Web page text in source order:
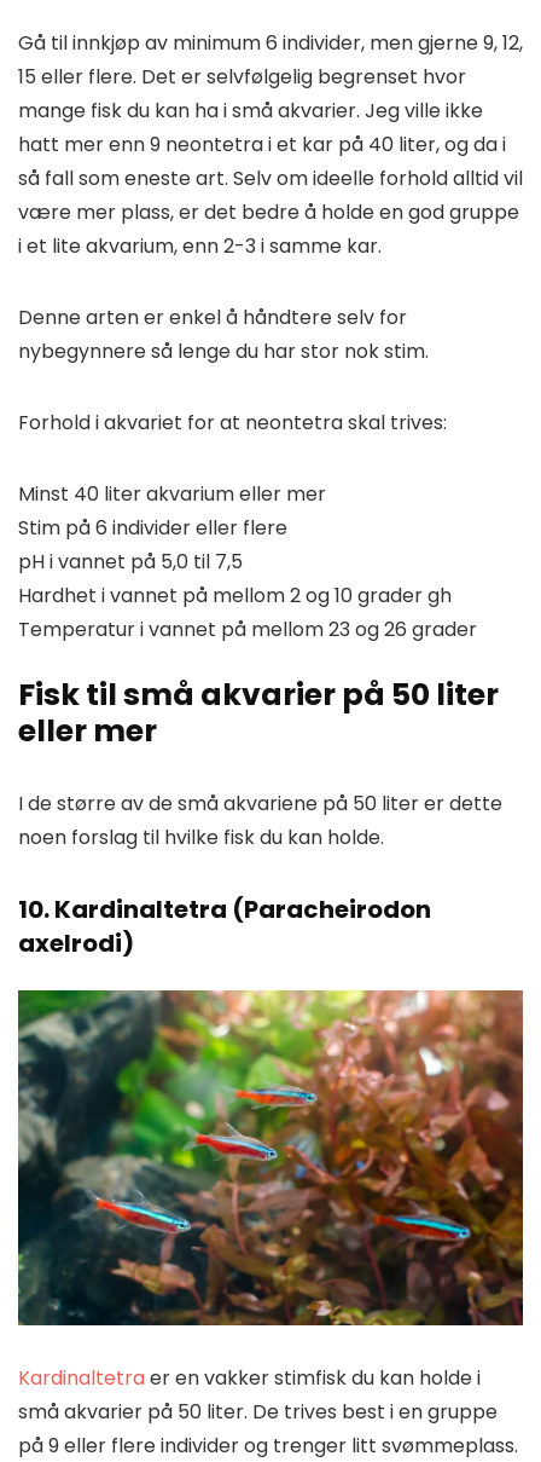
Gå til innkjøp av minimum 6 individer, men gjerne 9, 12,
15 eller flere. Det er selvfølgelig begrenset hvor
mange fisk du kan ha i små akvarier. Jeg ville ikke
hatt mer enn 9 neontetra i et kar på 40 liter, og da i
så fall som eneste art. Selv om ideelle forhold alltid vil
være mer plass, er det bedre å holde en god gruppe
i et lite akvarium, enn 2-3 i samme kar.
Denne arten er enkel å håndtere selv for
nybegynnere så lenge du har stor nok stim.
Forhold i akvariet for at neontetra skal trives:
Minst 40 liter akvarium eller mer
Stim på 6 individer eller flere
pH i vannet på 5,0 til 7,5
Hardhet i vannet på mellom 2 og 10 grader gh
Temperatur i vannet på mellom 23 og 26 grader
Fisk til små akvarier på 50 liter
eller mer
I de større av de små akvariene på 50 liter er dette
noen forslag til hvilke fisk du kan holde.
10. Kardinaltetra (Paracheirodon
axelrodi)
Kardinaltetraer en vakker stimfisk du kan holde i
små akvarier på 50 liter. De trives best i en gruppe
på 9 eller flere individer og trenger litt svømmeplass.